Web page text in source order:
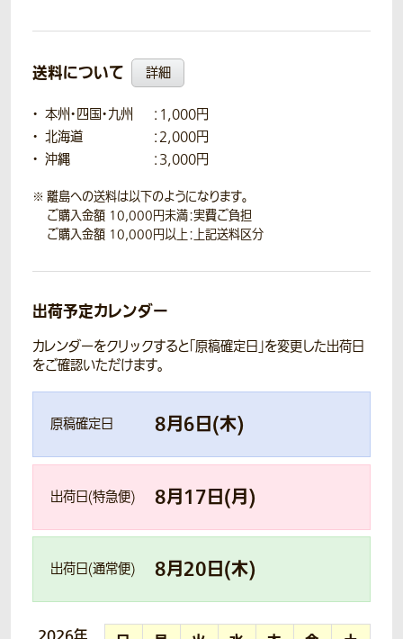
送料について 詳細
本州・四国・九州
：1,000円
北海道
：2,000円
沖縄
：3,000円
離島への送料は以下のようになります。
ご購入金額 10,000円未満：実費ご負担
ご購入金額 10,000円以上：上記送料区分
出荷予定カレンダー
カレンダーをクリックすると「原稿確定日」を変更した出荷日
をご確認いただけます。
原稿確定日 8月6日(木)
出荷日(特急便) 8月17日(月)
出荷日(通常便) 8月20日(木)